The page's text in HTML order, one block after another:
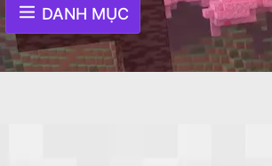
DANH MỤC